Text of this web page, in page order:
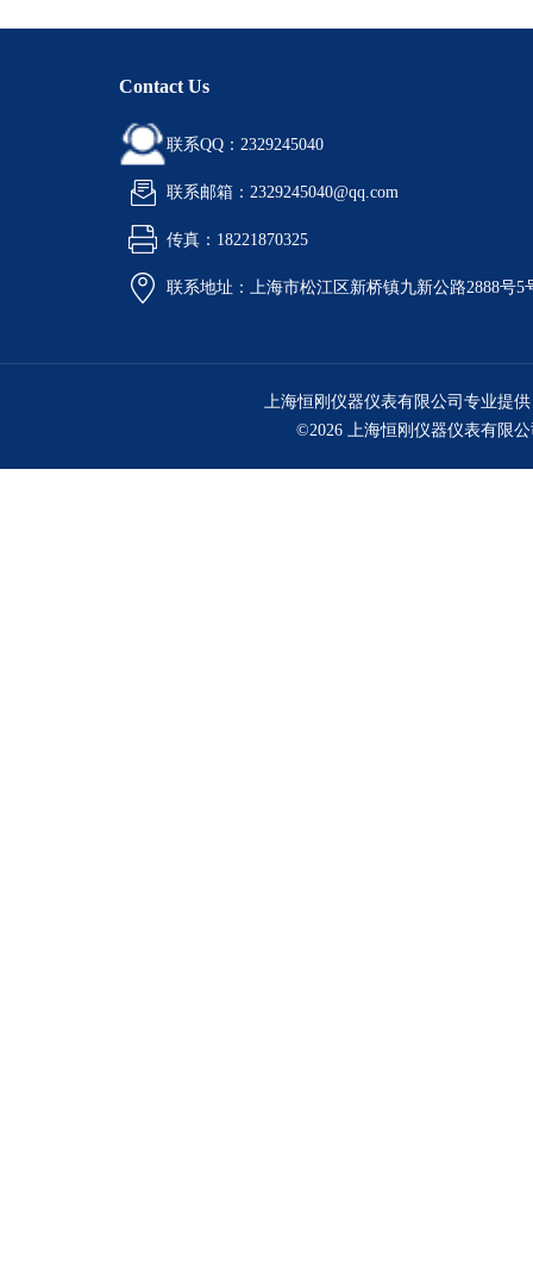
Contact Us
联系QQ：2329245040
联系邮箱：2329245040@qq.com
传真：18221870325
联系地址：上海市松江区新桥镇九新公路2888号5
上海恒刚仪器仪表有限公司专业提
©2026 上海恒刚仪器仪表有限